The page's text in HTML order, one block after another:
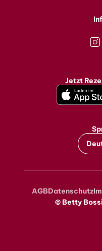
Jetzt
AGBDatenschutz
© Betty